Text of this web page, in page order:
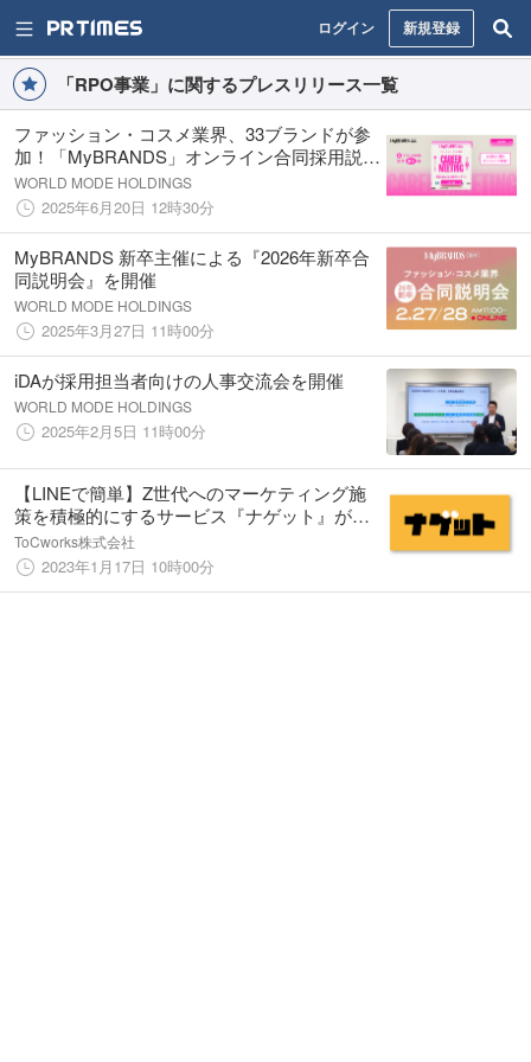
ログイン 新規登録
「RPO事業」に関するプレスリリース一覧
ファッション・コスメ業界、33ブランドが参
加！「MyBRANDS」オンライン合同採用説明
会を6月24日・30日に開催
WORLD MODE HOLDINGS
2025年6月20日 12時30分
MyBRANDS 新卒主催による『2026年新卒合
同説明会』を開催​
WORLD MODE HOLDINGS
2025年3月27日 11時00分
iDAが採用担当者向けの人事交流会を開催
WORLD MODE HOLDINGS
2025年2月5日 11時00分
【LINEで簡単】Z世代へのマーケティング施
策を積極的にするサービス『ナゲット』がロ
ーンチ！
ToCworks株式会社
2023年1月17日 10時00分